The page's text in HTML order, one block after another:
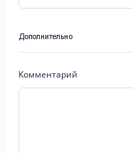
Дополнительно
Комментарий